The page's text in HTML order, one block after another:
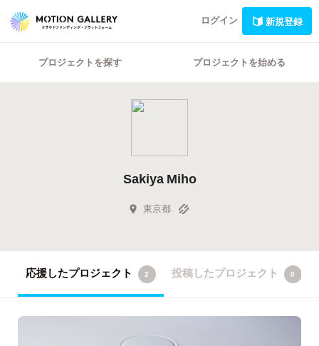
ログイン 新規登録
プロジェクトを探す プロジェクトを始める
Sakiya Miho
東京都
応援したプロジェクト 2 投稿したプロジェクト 0